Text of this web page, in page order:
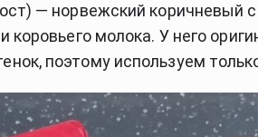
— норвежский коричневый
коровьего молока. У него
поэтому используем